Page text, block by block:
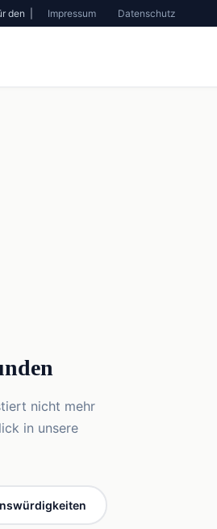
den | Impressum Datenschutz
nicht mehr
in unsere